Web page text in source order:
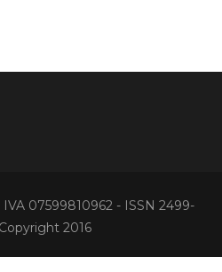
07599810962 - ISSN 2499-
2016